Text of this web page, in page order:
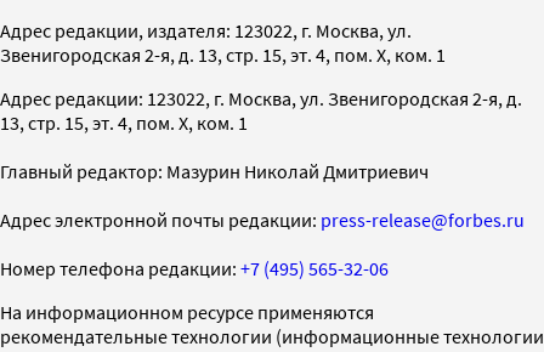
Адрес редакции, издателя: 123022, г. Москва, ул.
Звенигородская 2-я, д. 13, стр. 15, эт. 4, пом. X, ком. 1
Адрес редакции: 123022, г. Москва, ул. Звенигородская 2-я, д.
13, стр. 15, эт. 4, пом. X, ком. 1
Главный редактор: Мазурин Николай Дмитриевич
Адрес электронной почты редакции: press-release@forbes.ru
Номер телефона редакции: +7 (495) 565-32-06
На информационном ресурсе применяются
рекомендательные технологии (информационные технологии